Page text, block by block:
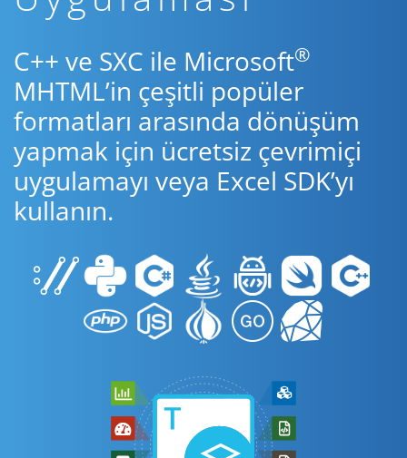
C++ ve SXC ile Microsoft®
MHTML’in çeşitli popüler
formatları arasında dönüşüm
yapmak için ücretsiz çevrimiçi
uygulamayı veya Excel SDK’yı
kullanın.